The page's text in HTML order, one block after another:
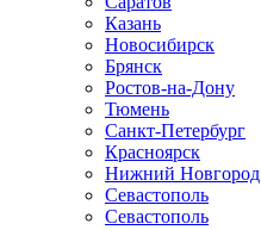
Казань
Новосибирск
Брянск
Ростов-на-Дону
Тюмень
Санкт-Петербург
Красноярск
Нижний Новгород
Севастополь
Севастополь